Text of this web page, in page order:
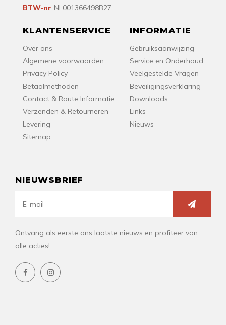
BTW-nr NL001366498B27
KLANTENSERVICE
Over ons
Algemene voorwaarden
Privacy Policy
Betaalmethoden
Contact & Route Informatie
Verzenden & Retourneren
Levering
Sitemap
INFORMATIE
Gebruiksaanwijzing
Service en Onderhoud
Veelgestelde Vragen
Beveiligingsverklaring
Downloads
Links
Nieuws
NIEUWSBRIEF
Ontvang als eerste ons laatste nieuws en profiteer van
alle acties!